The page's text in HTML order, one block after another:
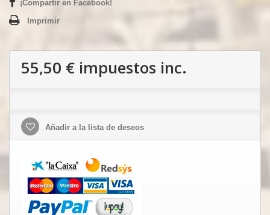
¡Compartir en Facebook!
Imprimir
55,50 € impuestos inc.
Añadir a la lista de deseos